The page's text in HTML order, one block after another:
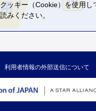
利用者情報の外部送信について
ッキー（Cookie）を使用
みください。